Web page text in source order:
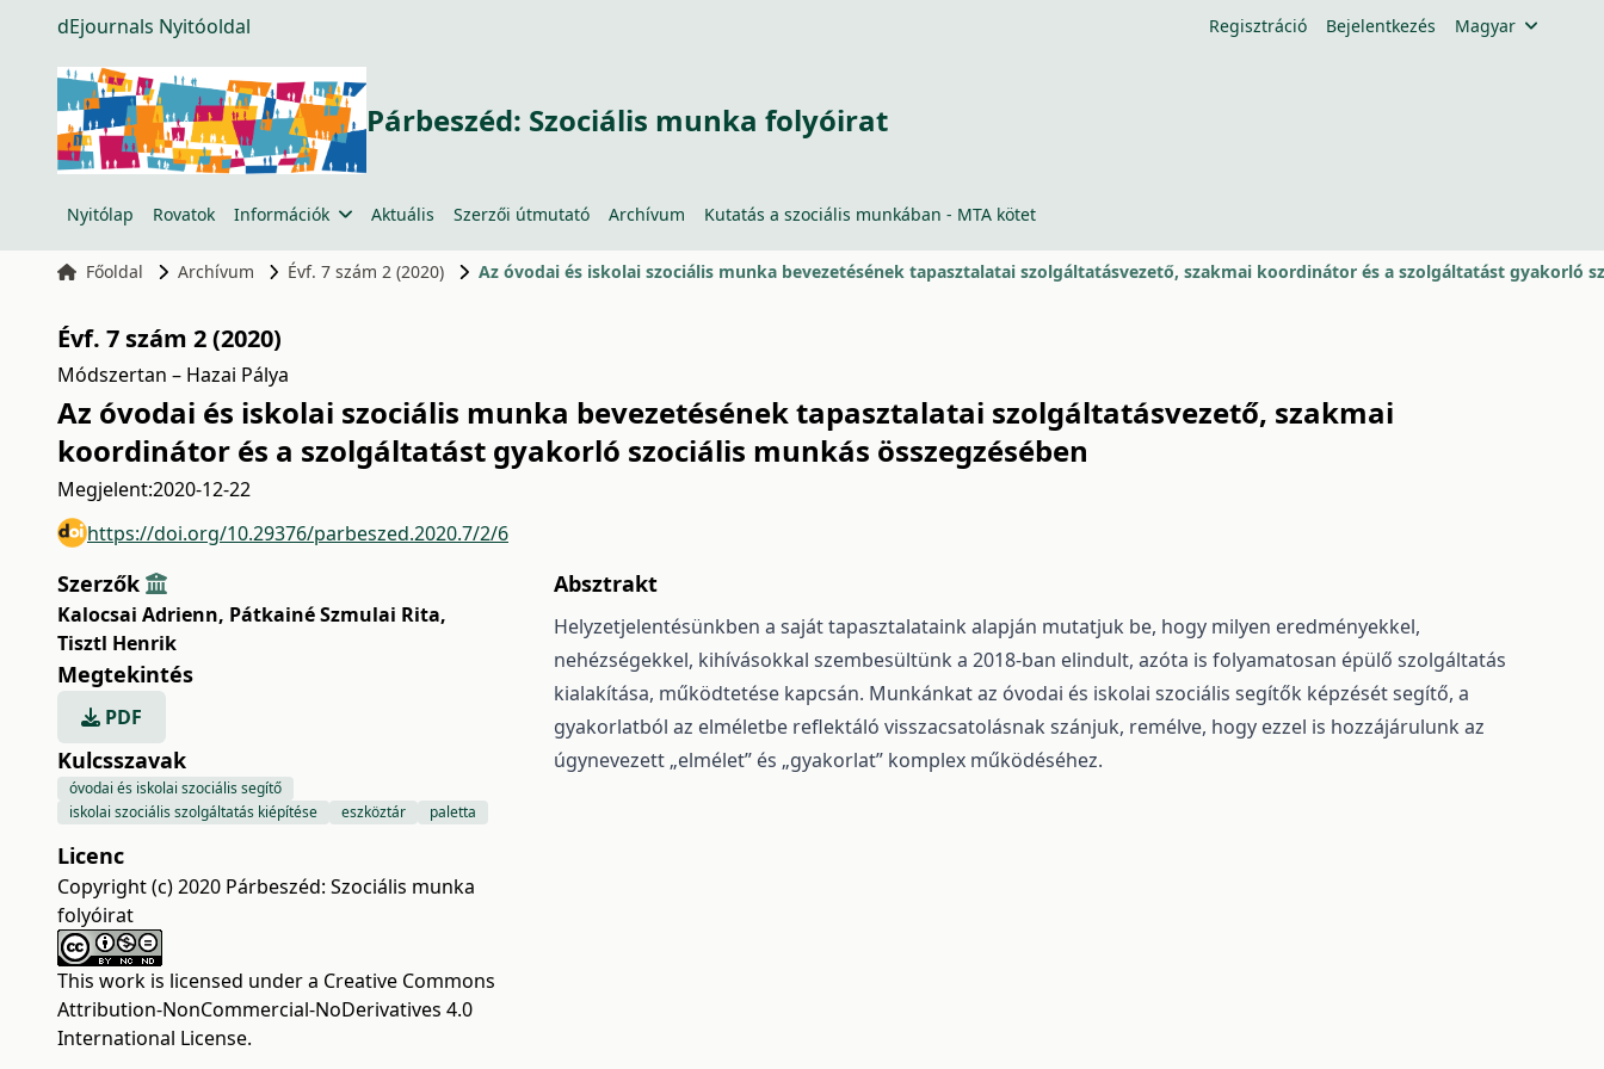
dEjournals Nyitóoldal Regisztráció Bejelentkezés Magyar
Párbeszéd: Szociális munka folyóirat
Nyitólap Rovatok Információk Aktuális Szerzői útmutató Archívum Kutatás a szociális munkában - MTA kötet
Főoldal Archívum Évf. 7 szám 2 (2020)
Évf. 7 szám 2 (2020)
Módszertan – Hazai Pálya
Az óvodai és iskolai szociális munka bevezetésének tapasztalatai szolgáltatásvezető, szakmai
koordinátor és a szolgáltatást gyakorló szociális munkás összegzésében
Megjelent:2020-12-22
https://doi.org/10.29376/parbeszed.2020.7/2/6
Szerzők
Kalocsai Adrienn, Pátkainé Szmulai Rita,
Tisztl Henrik
Megtekintés
PDF
Kulcsszavak
óvodai és iskolai szociális segítő
iskolai szociális szolgáltatás kiépítése
eszköztár paletta
Licenc
Copyright (c) 2020 Párbeszéd: Szociális munka
folyóirat
This work is licensed under a Creative Commons
Attribution-NonCommercial-NoDerivatives 4.0
International License.
Absztrakt
Helyzetjelentésünkben a saját tapasztalataink alapján mutatjuk be, hogy milyen eredményekkel,
nehézségekkel, kihívásokkal szembesültünk a 2018-ban elindult, azóta is folyamatosan épülő szolgáltatás
kialakítása, működtetése kapcsán. Munkánkat az óvodai és iskolai szociális segítők képzését segítő, a
gyakorlatból az elméletbe reflektáló visszacsatolásnak szánjuk, remélve, hogy ezzel is hozzájárulunk az
úgynevezett „elmélet” és „gyakorlat” komplex működéséhez.